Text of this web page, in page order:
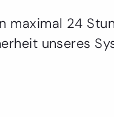
24
unseres